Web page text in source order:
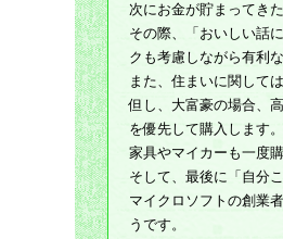
次にお金が貯まってき
その際、「おいしい話
クも考慮しながら有利
また、住まいに関して
但し、大富豪の場合、
を優先して購入します。
家具やマイカーも一度
そして、最後に「自分
マイクロソフトの創業
うです。